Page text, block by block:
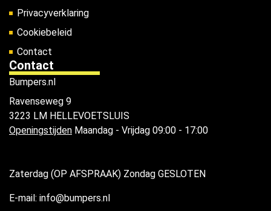
Privacyverklaring
Cookiebeleid
Contact
Contact
Bumpers.nl
Ravenseweg 9
3223 LM HELLEVOETSLUIS
Openingstijden Maandag - Vrijdag 09:00 - 17:00
Zaterdag (OP AFSPRAAK) Zondag GESLOTEN
E-mail: info@bumpers.nl